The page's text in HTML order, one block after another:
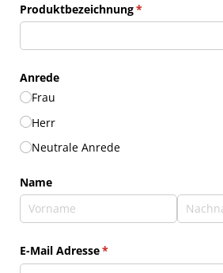
Produktbezeichnung*
(erforderlich)
Anrede
Frau
Herr
Neutrale Anrede
Name
E-Mail Adresse*
(erforderlich)